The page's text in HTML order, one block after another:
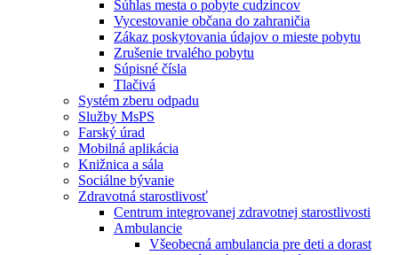
Súhlas mesta o pobyte cudzincov
Vycestovanie občana do zahraničia
Zákaz poskytovania údajov o mieste pobytu
Zrušenie trvalého pobytu
Súpisné čísla
Tlačivá
Systém zberu odpadu
Služby MsPS
Farský úrad
Mobilná aplikácia
Knižnica a sála
Sociálne bývanie
Zdravotná starostlivosť
Centrum integrovanej zdravotnej starostlivosti
Ambulancie
Všeobecná ambulancia pre deti a dorast